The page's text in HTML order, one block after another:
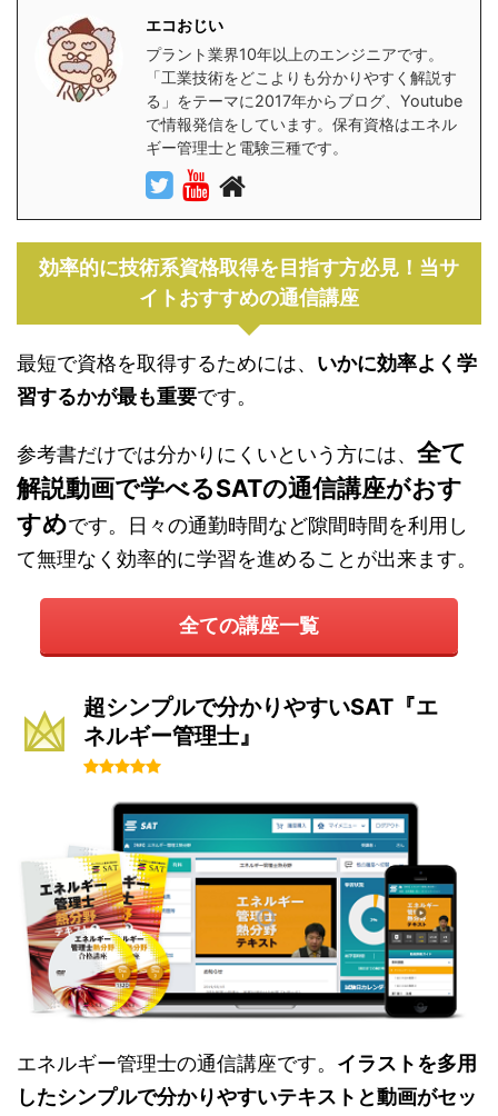
エコおじい
プラント業界10年以上のエンジニアです。
「工業技術をどこよりも分かりやすく解説す
る」をテーマに2017年からブログ、Youtube
で情報発信をしています。保有資格はエネル
ギー管理士と電験三種です。
効率的に技術系資格取得を目指す方必見！当サ
イトおすすめの通信講座
最短で資格を取得するためには、 いかに効率よく学
習するかが最も重要です。
参考書だけでは分かりにくいという方には、 全て
解説動画で学べるSATの通信講座がおす
すめです。日々の通勤時間など隙間時間を利用し
て無理なく効率的に学習を進めることが出来ます。
全ての講座一覧
超シンプルで分かりやすいSAT『エ
ネルギー管理士』
エネルギー管理士の通信講座です。 イラストを多用
したシンプルで分かりやすいテキストと動画がセッ